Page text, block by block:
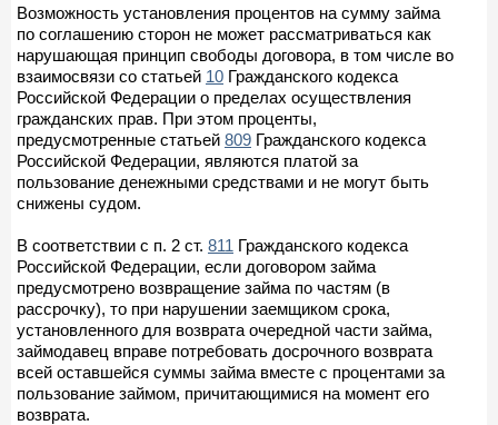
Возможность установления процентов на сумму займа
по соглашению сторон не может рассматриваться как
нарушающая принцип свободы договора, в том числе во
взаимосвязи со статьей 10 Гражданского кодекса
Российской Федерации о пределах осуществления
гражданских прав. При этом проценты,
предусмотренные статьей 809 Гражданского кодекса
Российской Федерации, являются платой за
пользование денежными средствами и не могут быть
снижены судом.
В соответствии с п. 2 ст. 811 Гражданского кодекса
Российской Федерации, если договором займа
предусмотрено возвращение займа по частям (в
рассрочку), то при нарушении заемщиком срока,
установленного для возврата очередной части займа,
займодавец вправе потребовать досрочного возврата
всей оставшейся суммы займа вместе с процентами за
пользование займом, причитающимися на момент его
возврата.